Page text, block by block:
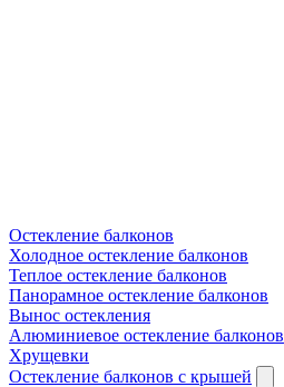
Остекление балконов
Холодное остекление балконов
Теплое остекление балконов
Панорамное остекление балконов
Вынос остекления
Алюминиевое остекление балконов
Хрущевки
Остекление балконов с крышей